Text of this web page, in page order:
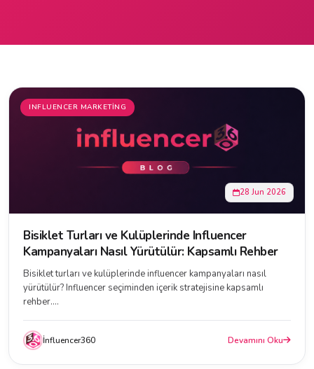
INFLUENCER MARKETING
28 Jun 2026
Bisiklet Turları ve Kulüplerinde Influencer
Kampanyaları Nasıl Yürütülür: Kapsamlı Rehber
Bisiklet turları ve kulüplerinde influencer kampanyaları nasıl
yürütülür? Influencer seçiminden içerik stratejisine kapsamlı
rehber....
İnfluencer360 Devamını Oku